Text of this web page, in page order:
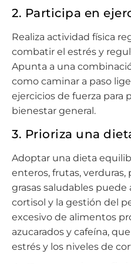
2. Participa en
Realiza actividad física
combatir el estrés y
Apunta a una
como caminar a paso
ejercicios de fuerza para
bienestar general.
3. Prioriza una
Adoptar una dieta
enteros, frutas, verduras,
grasas saludables
cortisol y la gestión del
excesivo de alimentos
azucarados y cafeína,
estrés y los niveles de